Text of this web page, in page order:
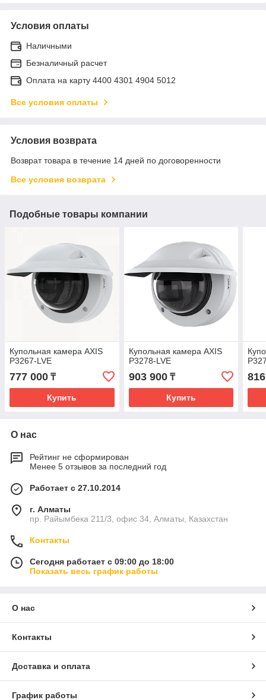
Условия оплаты
Наличными
Безналичный расчет
Оплата на карту 4400 4301 4904 5012
Все условия оплаты
Условия возврата
Возврат товара в течение 14 дней по договоренности
Все условия возврата
Подобные товары компании
Купольная камера AXIS
P3267-LVE
777 000 ₸
Купить
Купольная камера AXIS
P3278-LVE
903 900₸
Купить
О нас
Рейтинг не сформирован
Менее 5 отзывов за последний год
Работает с 27.10.2014
г. Алматы
пр. Райымбека 211/3, офис 34, Алматы, Казахстан
Контакты
Сегодня работает с 09:00 до 18:00
Показать весь график работы
О нас
Контакты
Доставка и оплата
График работы